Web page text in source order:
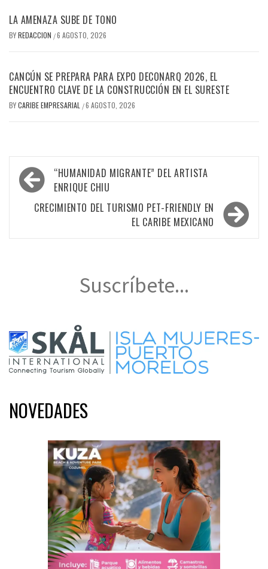
LA AMENAZA SUBE DE TONO
BYREDACCION /6 AGOSTO, 2026
CANCÚN SE PREPARA PARA EXPO DECONARQ 2026, EL
ENCUENTRO CLAVE DE LA CONSTRUCCIÓN EN EL SURESTE
BYCARIBE EMPRESARIAL /6 AGOSTO, 2026
Navegación
de
entradas
“HUMANIDAD MIGRANTE” DEL ARTISTA
ENRIQUE CHIU
CRECIMIENTO DEL TURISMO PET-FRIENDLY EN
EL CARIBE MEXICANO
Suscríbete...
NOVEDADES